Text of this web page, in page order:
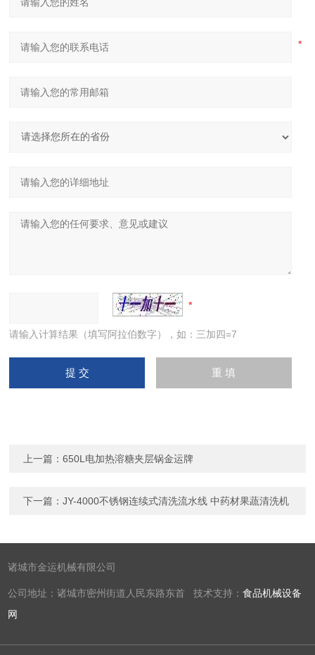
请输入计算结果（填写阿拉伯数字），如：三加四=7
上一篇：650L电加热溶糖夹层锅金运牌
下一篇：JY-4000不锈钢连续式清洗流水线 中药材果蔬清洗机
诸城市金运机械有限公司
公司地址：诸城市密州街道人民东路东首 技术支持：食品机械设备
网